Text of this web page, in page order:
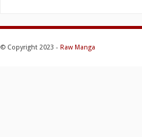
© Copyright 2023 - Raw Manga